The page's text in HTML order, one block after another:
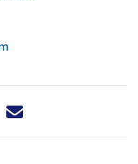
dit nieuwsbericht via X -
dit nieuwsbericht via
Deel dit nieuwsbericht
Deel dit